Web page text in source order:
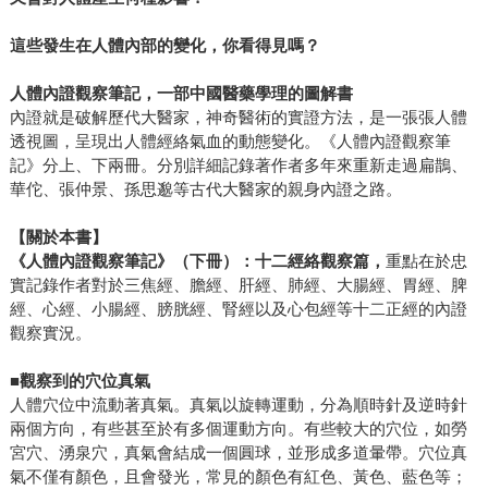
這些發生在人體內部的變化，你看得見嗎？
人體內證觀察筆記，一部中國醫藥學理的圖解書
內證就是破解歷代大醫家，神奇醫術的實證方法，是一張張人體
透視圖，呈現出人體經絡氣血的動態變化。《人體內證觀察筆
記》分上、下兩冊。分別詳細記錄著作者多年來重新走過扁鵲、
華佗、張仲景、孫思邈等古代大醫家的親身內證之路。
【關於本書】
《人體內證觀察筆記》（下冊）：十二經絡觀察篇， 重點在於忠
實記錄作者對於三焦經、膽經、肝經、肺經、大腸經、胃經、脾
經、心經、小腸經、膀胱經、腎經以及心包經等十二正經的內證
觀察實況。
■觀察到的穴位真氣
人體穴位中流動著真氣。真氣以旋轉運動，分為順時針及逆時針
兩個方向，有些甚至於有多個運動方向。有些較大的穴位，如勞
宮穴、湧泉穴，真氣會結成一個圓球，並形成多道暈帶。穴位真
氣不僅有顏色，且會發光，常見的顏色有紅色、黃色、藍色等；